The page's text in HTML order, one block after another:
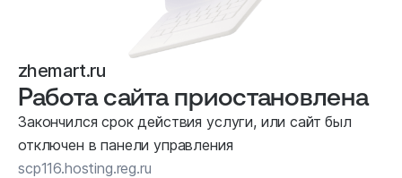
zhemart.ru
Работа сайта приостановлена
Закончился срок действия услуги, или сайт был
отключен в панели управления
scp116.hosting.reg.ru